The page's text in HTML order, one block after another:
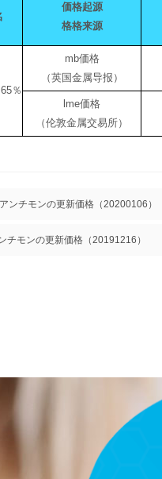
価格起源
格格来源
％
mb価格
（英国金属导报）
lme価格
（伦敦金属交易所）
アンチモンの更新価格（20200106）
チモンの更新価格（20191216）